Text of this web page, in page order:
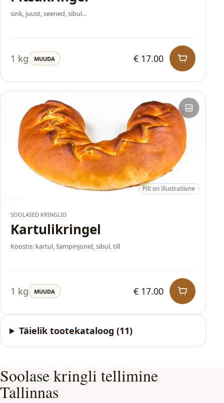
sink, juust, seened, sibul...
1 kg MUUDA € 17.00
Pilt on illustratiivne
SOOLASED KRINGLID
Kartulikringel
Koostis: kartul, šampinjonid, sibul, till
1 kg MUUDA € 17.00
Täielik tootekataloog (11)
Soolase kringli tellimine
Tallinnas